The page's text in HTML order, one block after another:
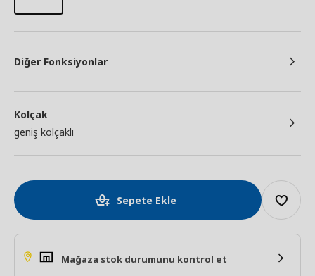
Diğer Fonksiyonlar
Kolçak
geniş kolçaklı
Sepete Ekle
Mağaza stok durumunu kontrol et